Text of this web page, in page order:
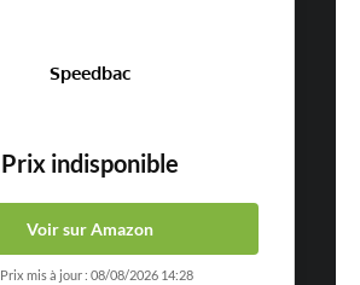
Speedbac
Prix indisponible
Voir sur Amazon
Prix mis à jour : 08/08/2026 14:28